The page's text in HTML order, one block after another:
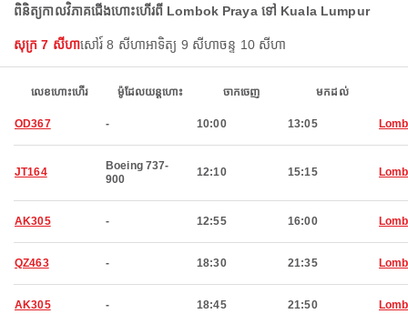
ពិនិត្យកាលវិភាគជើងហោះហើរពី Lombok Praya ទៅ Kuala Lumpur
សុក្រ 7 សីហាសៅរ៍ 8 សីហាអាទិត្យ 9 សីហាចន្ទ 10 សីហា
លេខហោះហើរ ម៉ូដែលយន្តហោះ ចាកចេញ មកដល់
OD367 - 10:00 13:05
JT164
Boeing 737-
900
12:10 15:15
AK305 - 12:55 16:00
QZ463 - 18:30 21:35
AK305 - 18:45 21:50